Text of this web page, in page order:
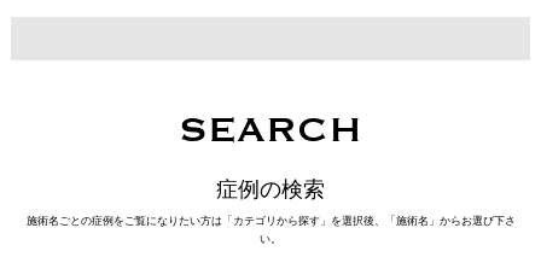
SEARCH
症例の検索
施術名ごとの症例をご覧になりたい方は「カテゴリから探す」を選択後、「施術名」からお選び下さ
い。